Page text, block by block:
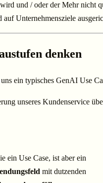
und / oder der Mehr nicht
auf Unternehmensziele
denken
ein typisches GenAI Use
unseres Kundenservice
ein Use Case, ist aber ein
mit dutzenden